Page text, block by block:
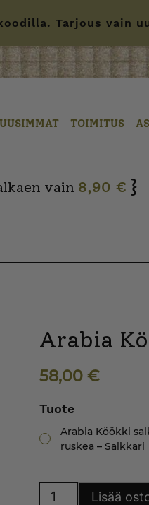
Tarjous
UUSIMMAT TOIMITUS
vain 8,90 € }
Arabia
58,00 €
Tuote
Arabia Köökki
ruskea – Salkkari
Köökki
Lisää